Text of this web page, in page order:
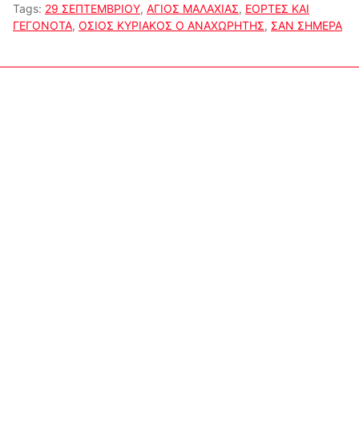
Tags: 29 ΣΕΠΤΕΜΒΡΙΟΥ, ΑΓΙΟΣ ΜΑΛΑΧΙΑΣ, ΕΟΡΤΕΣ ΚΑΙ
ΓΕΓΟΝΟΤΑ, ΟΣΙΟΣ ΚΥΡΙΑΚΟΣ Ο ΑΝΑΧΩΡΗΤΗΣ, ΣΑΝ ΣΗΜΕΡΑ